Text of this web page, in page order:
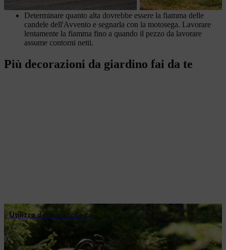
Determinare quanto alta dovrebbe essere la fiamma delle
candele dell'Avvento e segnarla con la motosega. Lavorare
lentamente la fiamma fino a quando il pezzo da lavorare
assume contorni netti.
Più decorazioni da giardino fai da te
Utilizzo della motosega